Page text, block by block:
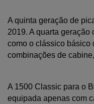
A quinta geração de
2019. A quarta
como o clássico básico
combinações de
A 1500 Classic para o
equipada apenas com